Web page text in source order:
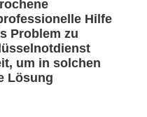
Hilfe
Problem zu
um in solchen
Lösung